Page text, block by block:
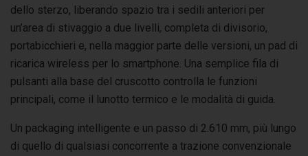
dello sterzo, liberando spazio tra i sedili anteriori per
un’area di stivaggio a due livelli, completa di divisorio,
portabicchieri e, nella maggior parte delle versioni, un pad di
ricarica wireless per lo smartphone. Una semplice fila di
pulsanti alla base del cruscotto controlla le funzioni
principali, come il lunotto termico e le modalità di guida.
Un packaging intelligente e un passo di 2.610 mm, più lungo
di quello di qualsiasi concorrente a trazione convenzionale